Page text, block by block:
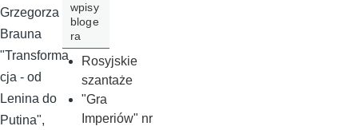
Grzegorza
Brauna
"Transforma
cja - od
Lenina do
Putina",
wpisy
bloge
ra
Rosyjskie
szantaże
"Gra
Imperiów" nr